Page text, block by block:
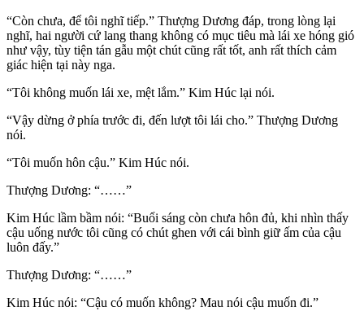
“Còn chưa, để tôi nghĩ tiếp.” Thượng Dương đáp, trong lòng lại
nghĩ, hai người cứ lang thang không có mục tiêu mà lái xe hóng gió
như vậy, tùy tiện tán gẫu một chút cũng rất tốt, anh rất thích cảm
giác hiện tại này nga.
“Tôi không muốn lái xe, mệt lắm.” Kim Húc lại nói.
“Vậy dừng ở phía trước đi, đến lượt tôi lái cho.” Thượng Dương
nói.
“Tôi muốn hôn cậu.” Kim Húc nói.
Thượng Dương: “……”
Kim Húc lầm bầm nói: “Buổi sáng còn chưa hôn đủ, khi nhìn thấy
cậu uống nước tôi cũng có chút ghen với cái bình giữ ấm của cậu
luôn đấy.”
Thượng Dương: “……”
Kim Húc nói: “Cậu có muốn không? Mau nói cậu muốn đi.”